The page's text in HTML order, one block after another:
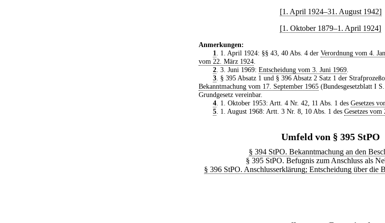
[1. April 1924–31. August 1942]
[1. Oktober 1879–1. April 1924]
Anmerkungen:
1. 1. April 1924: §§ 43, 40 Abs. 4 der Verordnung vom 4.
vom 22. März 1924.
2. 3. Juni 1969: Entscheidung vom 3. Juni 1969.
3. § 395 Absatz 1 und § 396 Absatz 2 Satz 1 der
Bekanntmachung vom 17. September 1965 (Bundesgesetzblatt I
Grundgesetz vereinbar.
4. 1. Oktober 1953: Artt. 4 Nr. 42, 11 Abs. 1 des Gesetzes
5. 1. August 1968: Artt. 3 Nr. 8, 10 Abs. 1 des Gesetzes
Umfeld von § 395 StPO
§ 394 StPO. Bekanntmachung an den
§ 395 StPO. Befugnis zum Anschluss als
§ 396 StPO. Anschlusserklärung; Entscheidung über die